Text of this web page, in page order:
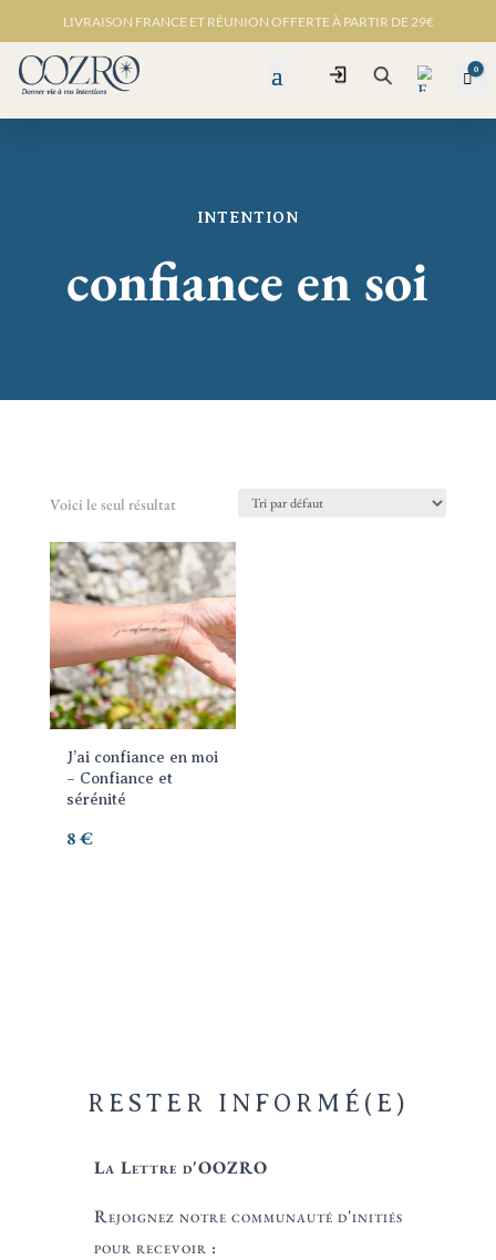
LIVRAISON FRANCE ET RÉUNION OFFERTE À PARTIR DE 29€
ConnexionRecherche
0
INTENTION
confiance en soi
Voici le seul résultat
J’ai confiance en moi
– Confiance et
sérénité
8€
RESTER INFORMÉ(E)
La Lettre d'OOZRO
Rejoignez notre communauté d'initiés
pour recevoir :